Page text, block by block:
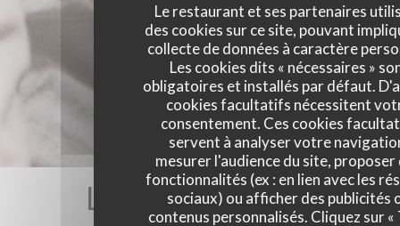
Le restaurant et ses partenaires
des cookies sur ce site, pouvant
collecte de données à caractère
Les cookies dits « nécessaires »
obligatoires et installés par défaut.
cookies facultatifs nécessitent
consentement. Ces cookies
servent à analyser votre
mesurer l'audience du site, proposer
fonctionnalités (ex : en lien avec les
sociaux) ou afficher des publicités
contenus personnalisés. Cliquez sur «
Les avis de nos clients